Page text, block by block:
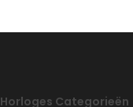
Horloges Categorieën